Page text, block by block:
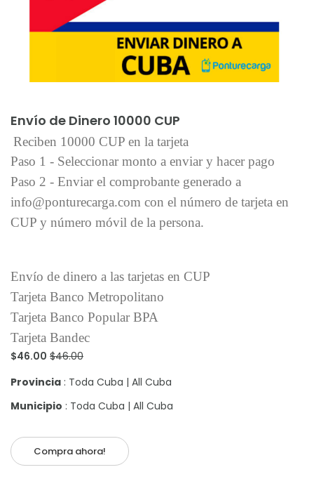
Envío de Dinero 10000 CUP
Reciben 10000 CUP en la tarjeta
Paso 1 - Seleccionar monto a enviar y hacer pago
Paso 2 - Enviar el comprobante generado a
info@ponturecarga.com con el número de tarjeta en
CUP y número móvil de la persona.
Envío de dinero a las tarjetas en CUP
Tarjeta Banco Metropolitano
Tarjeta Banco Popular BPA
Tarjeta Bandec
$46.00 $46.00
Provincia : Toda Cuba | All Cuba
Municipio : Toda Cuba | All Cuba
Compra ahora!